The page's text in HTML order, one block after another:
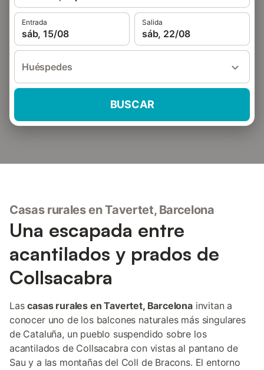
Entrada
sáb, 15/08
Salida
sáb, 22/08
Huéspedes
BUSCAR
Casas rurales en Tavertet, Barcelona
Una escapada entre
acantilados y prados de
Collsacabra
Lascasas rurales en Tavertet, Barcelonainvitan a
conocer uno de los balcones naturales más singulares
de Cataluña, un pueblo suspendido sobre los
acantilados de Collsacabra con vistas al pantano de
Sau y a las montañas del Coll de Bracons. El entorno